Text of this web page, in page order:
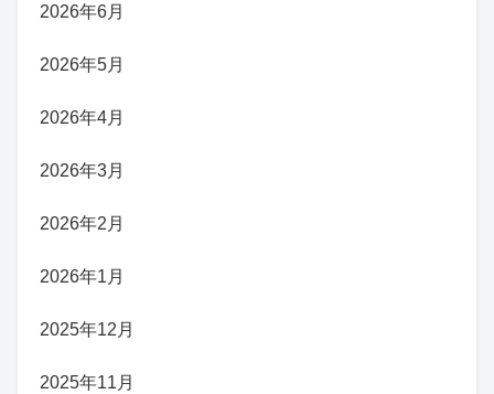
2026年6月
2026年5月
2026年4月
2026年3月
2026年2月
2026年1月
2025年12月
2025年11月